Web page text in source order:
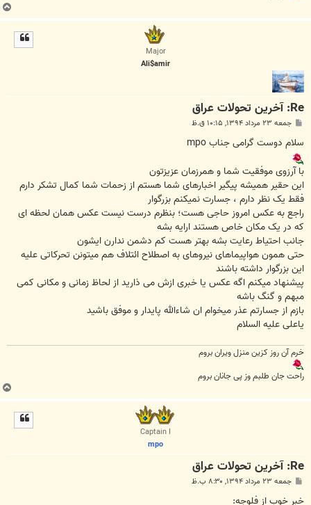
ب
ا
Major
Ali$amir
Re: آخرین تحولات عراق
پ
ت
جمعه ۲۳ مرداد ۱۳۹۴, ۱۰:۱۵ ق.ظ
سلام دوست گرامی جناب mpo
با آرزوی موفقیت شما و همرزمان عزیزتون
این حقیر همیشه پیگیر اخبارهای شما هستم از زحمات شما کمال تشکر دارم
فقط یک نظر دارم ، جسارت نمیکنم بزرگوار
راجع به عکس امروز حاجی هست؛ بنظرم درست نیست عکس همان لحظه ای
که در یک مکان خاص هستند ارایه بشه
جانب احتیاط رعایت بشه بهتر هست کم دشمن ندارن ایشون
حتی همون هواپیماهای نیروهای به اصطلاح ائتلاف هم میتونن تحرکاتی علیه
این بزرگوار داشته باشند
پیشنهاد میکنم اگه عکس یا خبری ازش می ذارید از لحاظ زمانی و مکانی کمی
مبهم و گنگ باشه
بازم از جسارتم عذر میخوام ان شاءالله پایدار و موفق باشید
یاعلی علیه السلام
خرم آن روز کزین منزل ویران بروم
راحت جان طلبم وز پی جانان بروم
ب
ا
Captain I
mpo
Re: آخرین تحولات عراق
پ
ت
جمعه ۲۳ مرداد ۱۳۹۴, ۸:۳۰ ب.ظ
ﺧﺒﺮ ﺧﻮﺏ ﺍﺯ ﻓﻠﻮﺟﻪ: